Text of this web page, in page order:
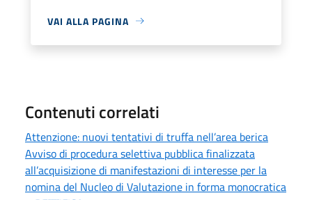
VAI ALLA PAGINA
Contenuti correlati
Attenzione: nuovi tentativi di truffa nell’area berica
Avviso di procedura selettiva pubblica finalizzata
all’acquisizione di manifestazioni di interesse per la
nomina del Nucleo di Valutazione in forma monocratica